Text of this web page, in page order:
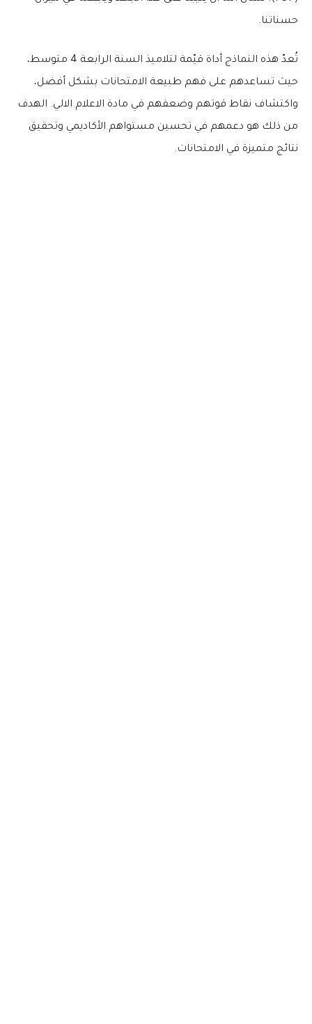
حسناتنا.
تُعدّ هذه النماذج أداة قيّمة لتلاميذ السنة الرابعة 4 متوسط،
حيث تساعدهم على فهم طبيعة الامتحانات بشكل أفضل،
واكتشاف نقاط قوتهم وضعفهم في مادة الاعلام الالي. الهدف
من ذلك هو دعمهم في تحسين مستواهم الأكاديمي وتحقيق
نتائج متميزة في الامتحانات.